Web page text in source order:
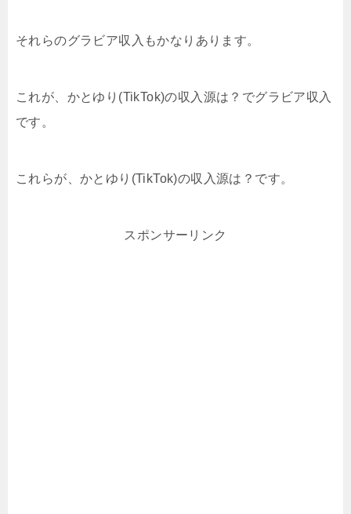
それらのグラビア収入もかなりあります。
これが、かとゆり(TikTok)の収入源は？でグラビア収入
です。
これらが、かとゆり(TikTok)の収入源は？です。
スポンサーリンク